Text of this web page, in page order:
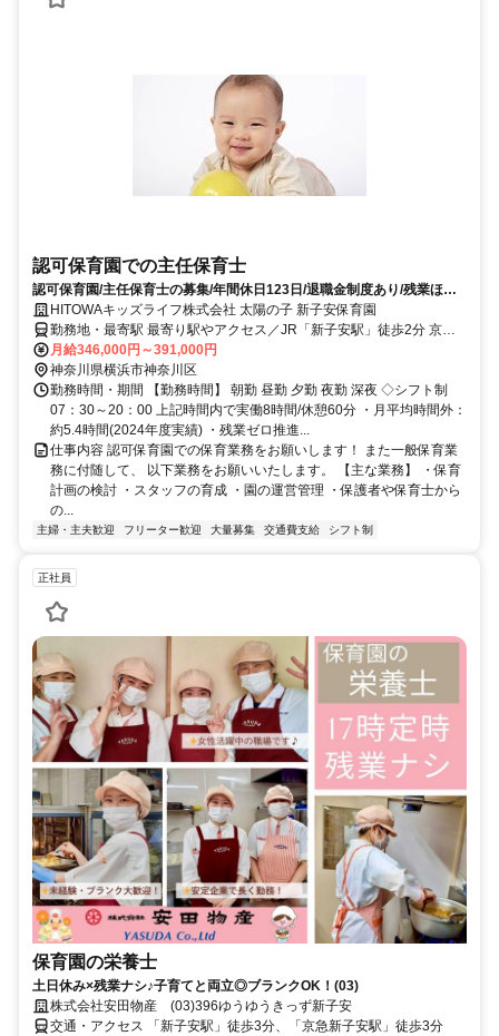
認可保育園での主任保育士
認可保育園/主任保育士の募集/年間休日123日/退職金制度あり/残業ほぼ
なし/ﾌﾞﾗﾝｸOK!
HITOWAキッズライフ株式会社 太陽の子 新子安保育園
勤務地・最寄駅 最寄り駅やアクセス／JR「新子安駅」徒歩2分 京急
「京急新子安駅」東口 徒歩2分
月給346,000円～391,000円
神奈川県横浜市神奈川区
勤務時間・期間 【勤務時間】 朝勤 昼勤 夕勤 夜勤 深夜 ◇シフト制
07：30～20：00 上記時間内で実働8時間/休憩60分 ・月平均時間外：
約5.4時間(2024年度実績) ・残業ゼロ推進...
仕事内容 認可保育園での保育業務をお願いします！ また一般保育業
務に付随して、 以下業務をお願いいたします。 【主な業務】 ・保育
計画の検討 ・スタッフの育成 ・園の運営管理 ・保護者や保育士から
の...
主婦・主夫歓迎 フリーター歓迎 大量募集 交通費支給 シフト制
正社員
保育園の栄養士
土日休み×残業ナシ♪子育てと両立◎ブランクOK！(03)
株式会社安田物産 (03)396ゆうゆうきっず新子安
交通・アクセス 「新子安駅」徒歩3分、「京急新子安駅」徒歩3分